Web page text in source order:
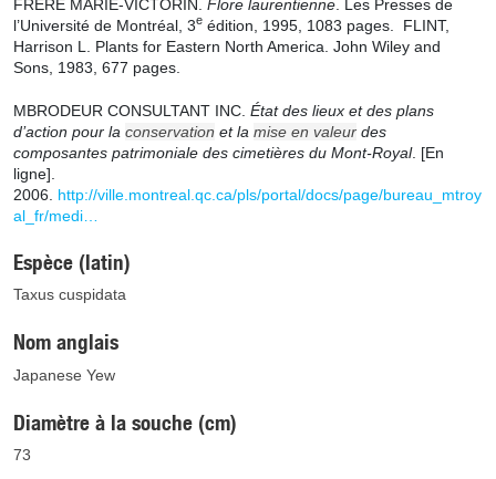
FRÈRE MARIE-VICTORIN. Flore laurentienne . Les Presses de
l’Université de Montréal, 3e édition, 1995, 1083 pages. FLINT,
Harrison L. Plants for Eastern North America. John Wiley and
Sons, 1983, 677 pages.
MBRODEUR CONSULTANT INC. État des lieux et des plans
d’action pour la conservation et la mise en valeur des
composantes patrimoniale des cimetières du Mont-Royal. [En
ligne].
2006. http://ville.montreal.qc.ca/pls/portal/docs/page/bureau_mtroy
al_fr/medi…
Espèce (latin)
Taxus cuspidata
Nom anglais
Japanese Yew
Diamètre à la souche (cm)
73